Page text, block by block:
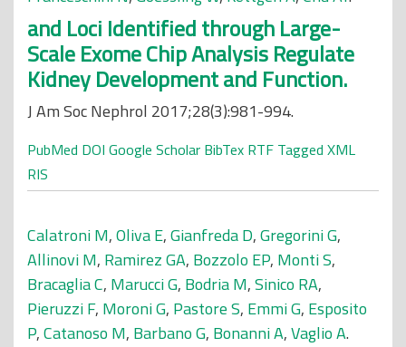
and Loci Identified through Large-
Scale Exome Chip Analysis Regulate
Kidney Development and Function.
J Am Soc Nephrol 2017;28(3):981-994.
PubMed DOI Google Scholar BibTex RTF Tagged XML
RIS
Calatroni M,Oliva E,Gianfreda D,Gregorini G,
Allinovi M, Ramirez GA, Bozzolo EP, Monti S,
Bracaglia C, Marucci G, Bodria M,Sinico RA,
Pieruzzi F, Moroni G, Pastore S, Emmi G, Esposito
P,Catanoso M, Barbano G, Bonanni A,Vaglio A.